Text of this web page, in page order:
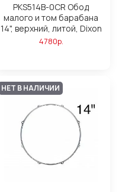
PKS514B-0CR Обод
малого и том барабана
14", верхний, литой, Dixon
4780р.
НЕТ В НАЛИЧИИ